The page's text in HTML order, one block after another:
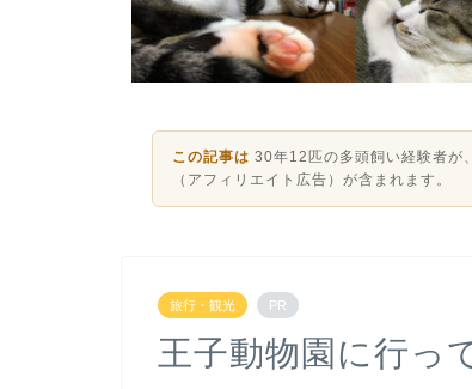
この記事は 30年12匹の多頭飼い経験者が
（アフィリエイト広告）が含まれます。
旅行・観光 PR
王子動物園に行っ